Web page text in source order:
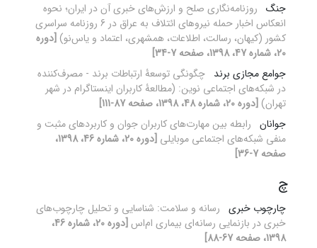
جنگ روزنامه‌نگاری صلح و ارزش‌های خبری آن در ایران؛ نحوه
انعکاس اخبار حمله نیروهای ائتلاف به عراق در 6 روزنامه سراسری
کشور (کیهان، رسالت، اطلاعات، همشهری، اعتماد و یاس‌نو) [دوره
20، شماره 47، 1398، صفحه 7-34]
جوامع مجازی برند چگونگی توسعۀ ارتباطات برند - مصرف‌کننده
در شبکه‌های اجتماعی نوین: (مطالعۀ کاربران اینستاگرام در شهر
تهران) [دوره 20، شماره 48، 1398، صفحه 87-111]
جوانان رابطه بین مهارت‌های کاربران جوان و کاربردهای مثبت و
منفی شبکه‌های اجتماعی موبایلی
[دوره 20، شماره 46، 1398،
صفحه 7-36]
چ
چارچوب خبری رسانه و سلامت: شناسایی و تحلیل چارچوب‌های
خبری در بازنمایی رسانه‌ای بیماری ام‌اس
[دوره 20، شماره 46،
1398، صفحه 67-88]